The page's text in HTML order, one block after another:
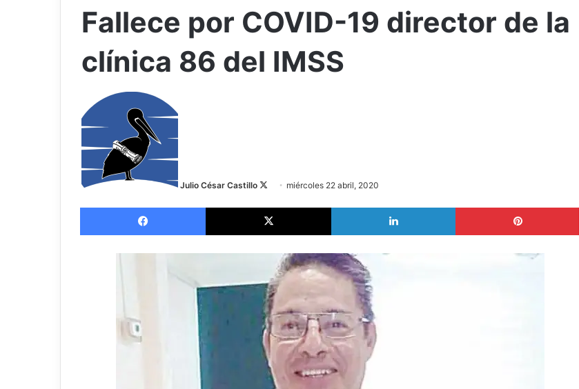
Fallece por COVID-19 director de la
clínica 86 del IMSS
Julio César Castillo
n
miércoles 22 abril, 2020
Facebook X LinkedIn